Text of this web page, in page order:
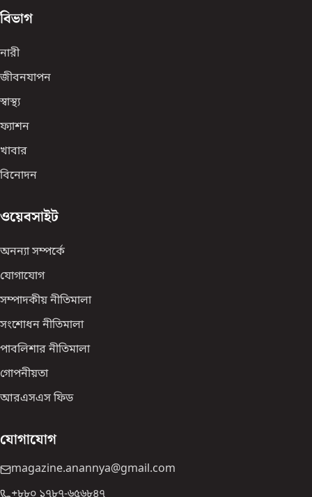
বিভাগ
নারী
জীবনযাপন
স্বাস্থ্য
ফ্যাশন
খাবার
বিনোদন
ওয়েবসাইট
অনন্যা সম্পর্কে
যোগাযোগ
সম্পাদকীয় নীতিমালা
সংশোধন নীতিমালা
পাবলিশার নীতিমালা
গোপনীয়তা
আরএসএস ফিড
যোগাযোগ
magazine.anannya@gmail.com